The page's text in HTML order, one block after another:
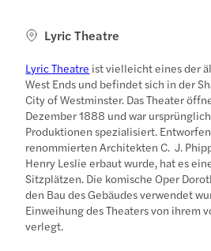
Lyric Theatre
Lyric Theatre ist vielleicht eines der
West Ends und befindet sich in der
City of Westminster. Das Theater
Dezember 1888 und war
Produktionen spezialisiert.
renommierten Architekten C. J.
Henry Leslie erbaut wurde, hat es
Sitzplätzen. Die komische Oper
den Bau des Gebäudes verwendet
Einweihung des Theaters von ihrem
verlegt.